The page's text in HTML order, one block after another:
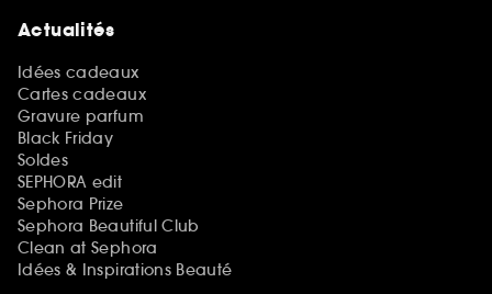
Actualités
Idées cadeaux
Cartes cadeaux
Gravure parfum
Black Friday
Soldes
SEPHORA edit
Sephora Prize
Sephora Beautiful Club
Clean at Sephora
Idées & Inspirations Beauté